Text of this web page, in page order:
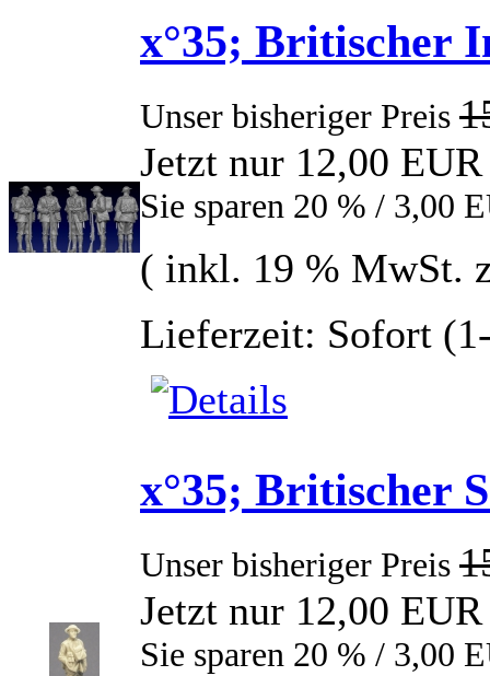
x°35; Britischer
Unser bisheriger Preis
Jetzt nur 12,00 EUR
Sie sparen 20 % / 3,00
( inkl. 19 % MwSt.
Lieferzeit: Sofort
x°35; Britischer
Unser bisheriger Preis
Jetzt nur 12,00 EUR
Sie sparen 20 % / 3,00